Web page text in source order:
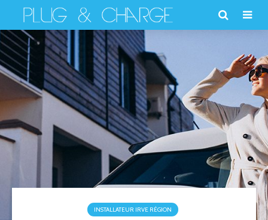
INSTALLATEUR IRVE RÉGION